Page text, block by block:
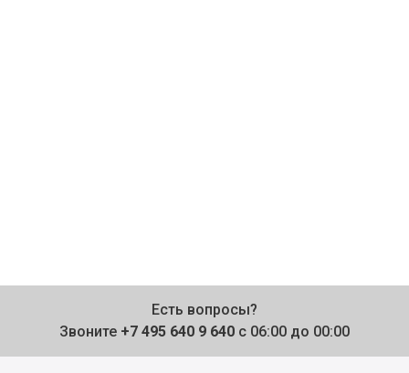
Есть вопросы?
Звоните +7 495 640 9 640 с 06:00 до 00:00